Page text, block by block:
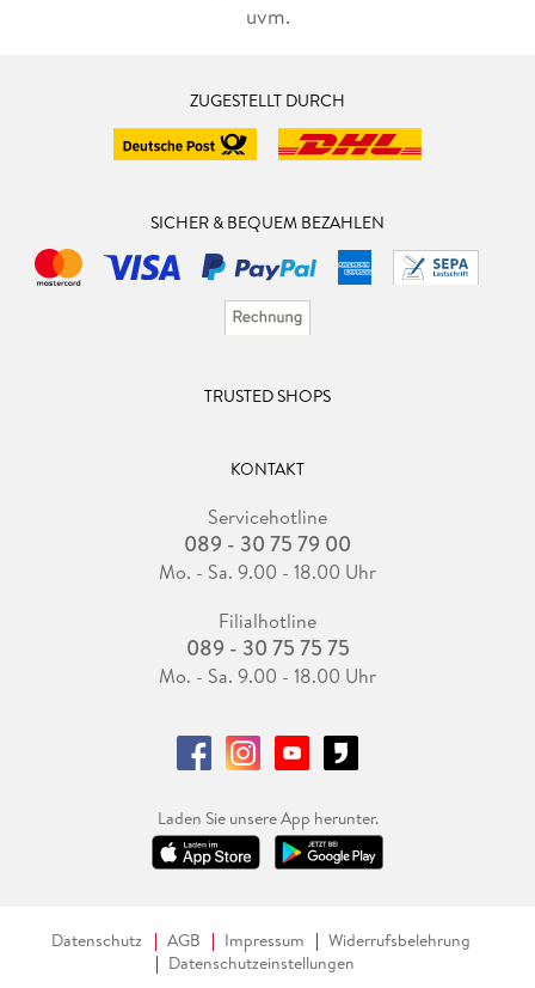
uvm.
ZUGESTELLT DURCH
SICHER & BEQUEM BEZAHLEN
TRUSTED SHOPS
KONTAKT
Servicehotline
089 - 30 75 79 00
Mo. - Sa. 9.00 - 18.00 Uhr
Filialhotline
089 - 30 75 75 75
Mo. - Sa. 9.00 - 18.00 Uhr
Laden Sie unsere App herunter.
Datenschutz AGB Impressum
Widerrufsbelehrung
Datenschutzeinstellungen